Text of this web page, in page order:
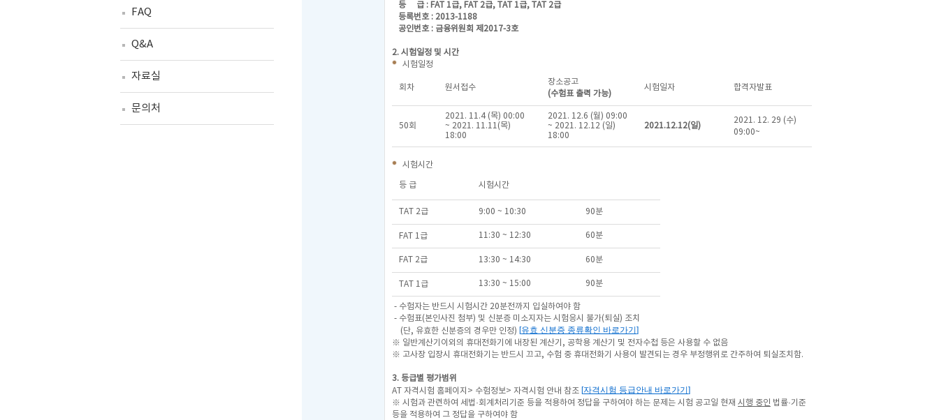
FAQ
Q&A
자료실
문의처
등 급 : FAT 1급, FAT 2급, TAT 1급, TAT 2급
등록번호 : 2013-1188
공인번호 : 금융위원회 제2017-3호
2. 시험일정 및 시간
시험일정
회차 원서접수
장소공고
(수험표 출력 가능)
시험일자 합격자발표
50회
2021. 11.4 (목) 00:00
~ 2021. 11.11(목)
18:00
2021. 12.6 (월) 09:00
~ 2021. 12.12 (일)
18:00
2021.12.12(일)
2021. 12. 29 (수)
09:00~
시험시간
등 급 시험시간
TAT 2급 9:00 ~ 10:30 90분
FAT 1급 11:30 ~ 12:30 60분
FAT 2급 13:30 ~ 14:30 60분
TAT 1급 13:30 ~ 15:00 90분
- 수험자는 반드시 시험시간 20분전까지 입실하여야 함
- 수험표(본인사진 첨부) 및 신분증 미소지자는 시험응시 불가(퇴실) 조치
(단, 유효한 신분증의 경우만 인정) [유효 신분증 종류확인 바로가기 ]
※ 일반계산기이외의 휴대전화기에 내장된 계산기, 공학용 계산기 및 전자수첩 등은 사용할 수 없음
※ 고사장 입장시 휴대전화기는 반드시 끄고, 수험 중 휴대전화기 사용이 발견되는 경우 부정행위로 간주하여 퇴실조치함.
3. 등급별 평가범위
AT 자격시험 홈페이지> 수험정보> 자격시험 안내 참조 [자격시험 등급안내 바로가기 ]
※ 시험과 관련하여 세법·회계처리기준 등을 적용하여 정답을 구하여야 하는 문제는 시험 공고일 현재 시행 중인 법률·기준
등을 적용하여 그 정답을 구하여야 함